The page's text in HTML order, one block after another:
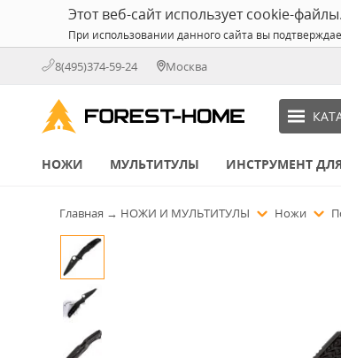
Этот веб-сайт использует cookie-файлы.
При использовании данного сайта вы
8(495)374-59-24 Москва
НОЖИ МУЛЬТИТУЛЫ ИНСТРУМЕНТ
Главная → НОЖИ И МУЛЬТИТУЛЫ Ножи